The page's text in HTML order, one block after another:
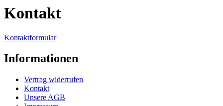
Kontakt
Kontaktformular
Informationen
Vertrag widerrufen
Kontakt
Unsere AGB